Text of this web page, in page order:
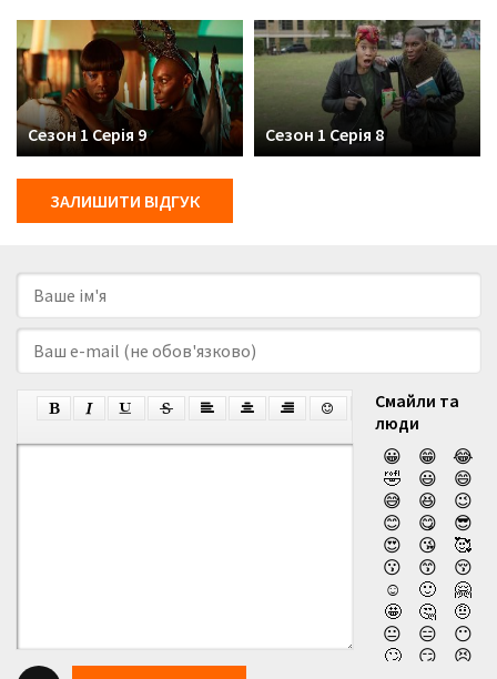
можу тебе знищити українською мовою, у хорошій hd
якості та з українськими субтитрами!
Сезон 1 Серія 9 Сезон 1 Серія 8
ЗАЛИШИТИ ВІДГУК
Смайли та
люди
😀
😁
😂
🤣
😃
😄
😅
😆
😉
😊
😋
😎
😍
😘
🥰
😗
😙
😚
☺️
🙂
🤗
🤩
🤔
🤨
😐
😑
😶
🙄
😏
😣